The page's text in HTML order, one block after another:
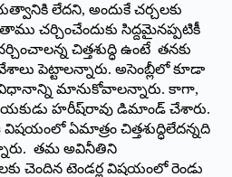
లేదని, అందుకే చర్చలకు
చర్చించేందుకు సిద్దమైనప్పటికీ
చిత్తశుద్ధి ఉంటే తనకు
పెట్టాలన్నారు. అసెంబ్లీలో కూడా
మానుకోవాలన్నారు. కాగా,
హరీష్‌రావు డిమాండ్‌ ‌చేశారు.
ఏమాత్రం చిత్తశుద్ధిలేదన్నది
తమ అవినీతిని
చెందిన టెండర్ల విషయంలో రెండు